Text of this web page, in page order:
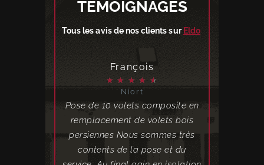
TÉMOIGNAGES
Tous les avis de nos clients sur Eldo
François
★ ★ ★ ★ ★
Niort
Pose de 10 volets composite en
remplacement de volets bois
persiennes Nous sommes très
contents de la pose et du